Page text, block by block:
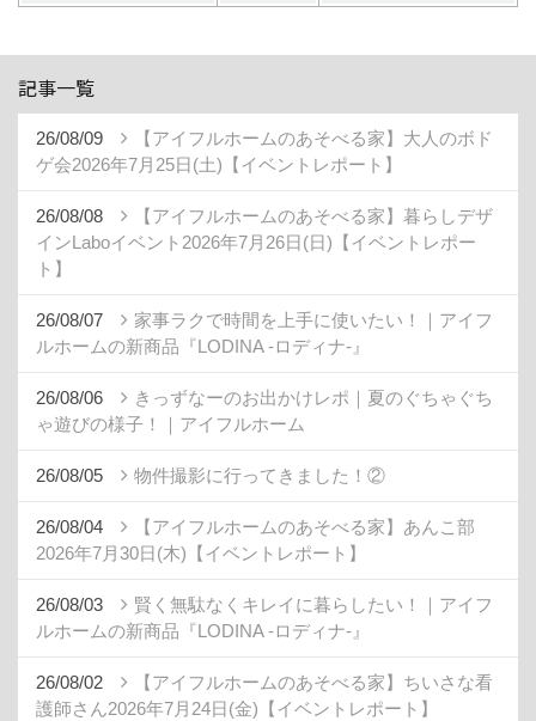
記事一覧
26/08/09
【アイフルホームのあそべる家】大人のボド
ゲ会2026年7月25日(土)【イベントレポート】
26/08/08
【アイフルホームのあそべる家】暮らしデザ
インLaboイベント2026年7月26日(日)【イベントレポー
ト】
26/08/07
家事ラクで時間を上手に使いたい！｜アイフ
ルホームの新商品『LODINA -ロディナ-』
26/08/06
きっずなーのお出かけレポ｜夏のぐちゃぐち
ゃ遊びの様子！｜アイフルホーム
26/08/05 物件撮影に行ってきました！②
26/08/04
【アイフルホームのあそべる家】あんこ部
2026年7月30日(木)【イベントレポート】
26/08/03
賢く無駄なくキレイに暮らしたい！｜アイフ
ルホームの新商品『LODINA -ロディナ-』
26/08/02
【アイフルホームのあそべる家】ちいさな看
護師さん2026年7月24日(金)【イベントレポート】